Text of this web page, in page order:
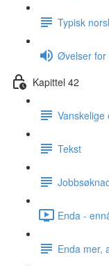
Typisk
Øvelser for
Kapittel 42
Vanskelige
Tekst
Enda -
Enda mer,